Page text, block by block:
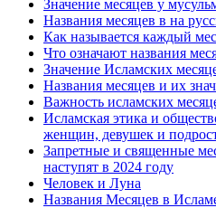
Значение месяцев у
Названия месяцев в на
Как называется каждый
Что означают названия
Значение Исламских
Названия месяцев и их
Важность исламских
Исламская этика и
женщин, девушек и
Запретные и священные
наступят в 2024 году
Человек и Луна
Названия Месяцев в